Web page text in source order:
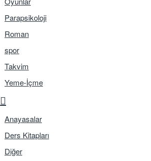
Parapsikoloji
Roman
spor
Takvim
Yeme-İçme
Anayasalar
Ders Kitapları
Diğer